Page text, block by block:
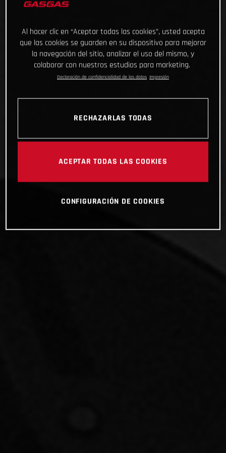
Al hacer clic en “Aceptar todas las cookies”, usted acepta
que las cookies se guarden en su dispositivo para mejorar
la navegación del sitio, analizar el uso del mismo, y
colaborar con nuestros estudios para marketing.
Declaración de confidencialidad de los datos Impresión
RECHAZARLAS TODAS
ACEPTAR TODAS LAS COOKIES
CONFIGURACIÓN DE COOKIES